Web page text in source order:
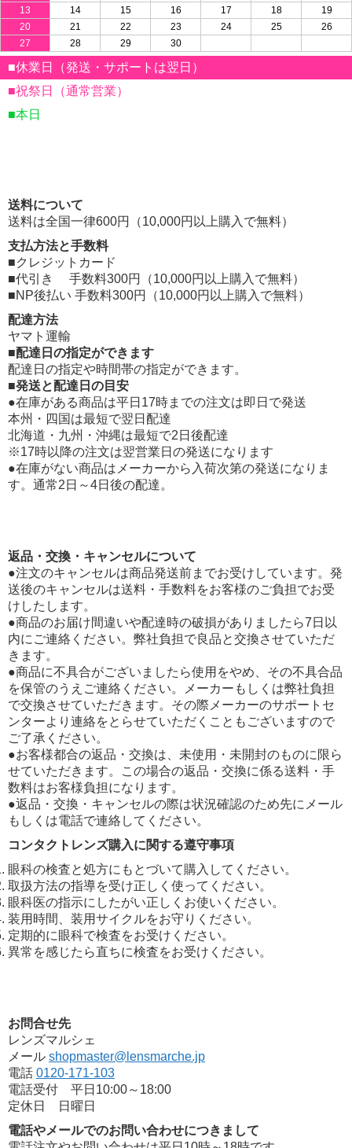
13
14 15 16 17 18
19
20
21 22 23 24 25
26
27
28 29 30
■休業日（発送・サポートは翌日）
■祝祭日（通常営業）
■本日
送料について
送料は全国一律600円（10,000円以上購入で無料）
支払方法と手数料
■クレジットカード
■代引き 手数料300円（10,000円以上購入で無料）
■NP後払い 手数料300円（10,000円以上購入で無料）
配達方法
ヤマト運輸
■配達日の指定ができます
配達日の指定や時間帯の指定ができます。
■発送と配達日の目安
●在庫がある商品は平日17時までの注文は即日で発送
本州・四国は最短で翌日配達
北海道・九州・沖縄は最短で2日後配達
※17時以降の注文は翌営業日の発送になります
●在庫がない商品はメーカーから入荷次第の発送になりま
す。通常2日～4日後の配達。
返品・交換・キャンセルについて
●注文のキャンセルは商品発送前までお受けしています。発
送後のキャンセルは送料・手数料をお客様のご負担でお受
けしたします。
●商品のお届け間違いや配達時の破損がありましたら7日以
内にご連絡ください。弊社負担で良品と交換させていただ
きます。
●商品に不具合がございましたら使用をやめ、その不具合品
を保管のうえご連絡ください。メーカーもしくは弊社負担
で交換させていただきます。その際メーカーのサポートセ
ンターより連絡をとらせていただくこともございますので
ご了承ください。
●お客様都合の返品・交換は、未使用・未開封のものに限ら
せていただきます。この場合の返品・交換に係る送料・手
数料はお客様負担になります。
●返品・交換・キャンセルの際は状況確認のため先にメール
もしくは電話で連絡してください。
コンタクトレンズ購入に関する遵守事項
眼科の検査と処方にもとづいて購入してください。
取扱方法の指導を受け正しく使ってください。
眼科医の指示にしたがい正しくお使いください。
装用時間、装用サイクルをお守りください。
定期的に眼科で検査をお受けください。
異常を感じたら直ちに検査をお受けください。
お問合せ先
レンズマルシェ
メール shopmaster@lensmarche.jp
電話 0120-171-103
電話受付 平日10:00～18:00
定休日 日曜日
電話やメールでのお問い合わせにつきまして